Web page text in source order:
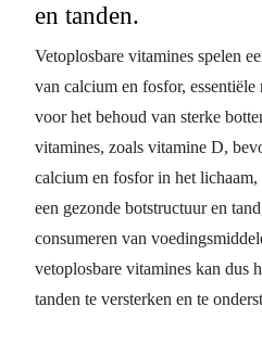
en tanden.
Vetoplosbare vitamines spelen
van calcium en fosfor,
voor het behoud van sterke
vitamines, zoals vitamine D,
calcium en fosfor in het
een gezonde botstructuur en
consumeren van
vetoplosbare vitamines kan dus
tanden te versterken en te